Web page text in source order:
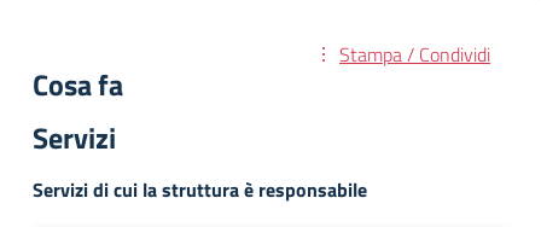
Stampa / Condividi
Cosa fa
Servizi
Servizi di cui la struttura è responsabile